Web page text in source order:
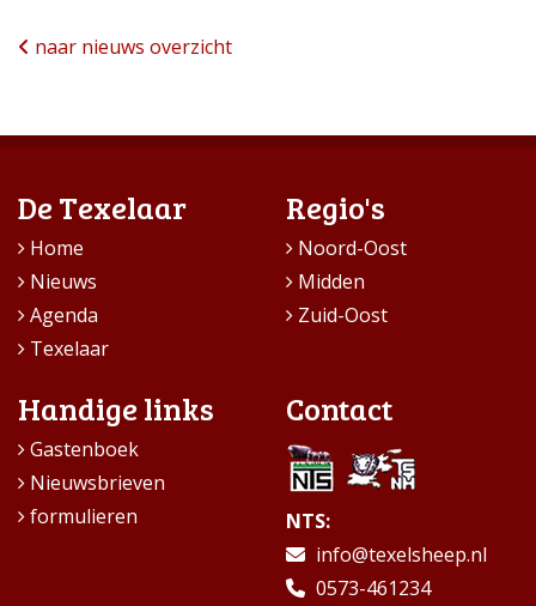
naar nieuws overzicht
De Texelaar
Home
Nieuws
Agenda
Texelaar
Regio's
Noord-Oost
Midden
Zuid-Oost
Handige links
Gastenboek
Nieuwsbrieven
formulieren
Contact
NTS:
info@texelsheep.nl
0573-461234